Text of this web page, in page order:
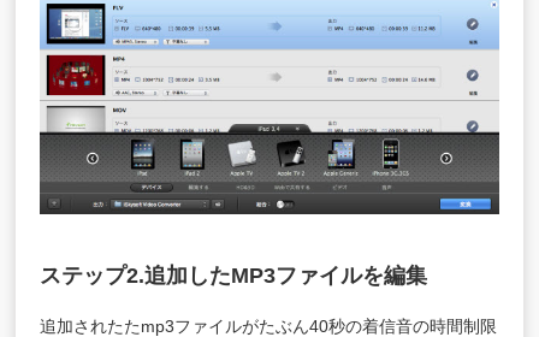
ステップ2.追加したMP3ファイルを編集
追加されたたmp3ファイルがたぶん40秒の着信音の時間制限